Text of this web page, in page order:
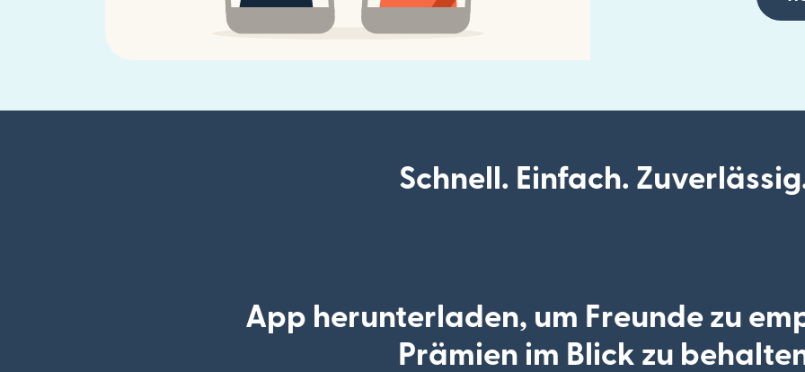
Schnell. Einfach.
App herunterladen, um Freunde zu
Prämien im Blick zu